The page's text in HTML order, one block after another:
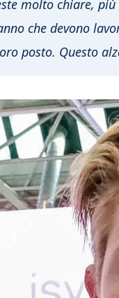
molto chiare,
che devono
posto. Questo